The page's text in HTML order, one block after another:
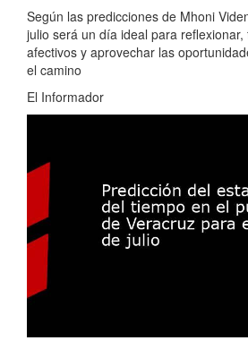
Según las predicciones de Mhoni
julio será un día ideal para
afectivos y aprovechar las
el camino
El Informador